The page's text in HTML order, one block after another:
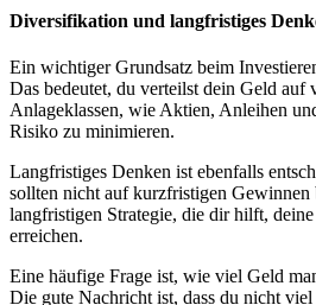
Diversifikation und langfristiges
Ein wichtiger Grundsatz beim
Das bedeutet, du verteilst dein Geld auf
Anlageklassen, wie Aktien, Anleihen
Risiko zu minimieren.
Langfristiges Denken ist ebenfalls
sollten nicht auf kurzfristigen Gewinnen
langfristigen Strategie, die dir hilft,
erreichen.
Eine häufige Frage ist, wie viel Geld
Die gute Nachricht ist, dass du nicht